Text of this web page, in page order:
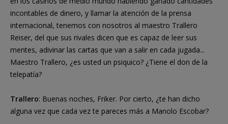
incontables de dinero, y llamar la atención de la prensa
internacional, tenemos con nosotros al maestro Trallero
Reiser, del que sus rivales dicen que es capaz de leer sus
mentes, adivinar las cartas que van a salir en cada jugada...
Maestro Trallero, ¿es usted un psiquico? ¿Tiene el don de la
telepatía?
Trallero: Buenas noches, Friker. Por cierto, ¿te han dicho
alguna vez que cada vez te pareces más a Manolo Escobar?